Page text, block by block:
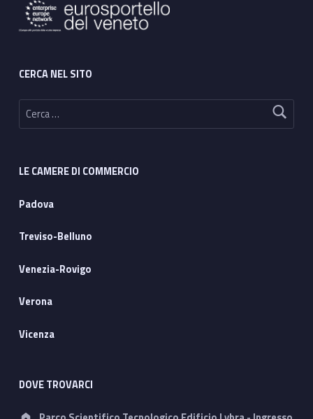
CERCA NEL SITO
Ricerca per:
LE CAMERE DI COMMERCIO
Padova
Treviso-Belluno
Venezia-Rovigo
Verona
Vicenza
DOVE TROVARCI
Address: